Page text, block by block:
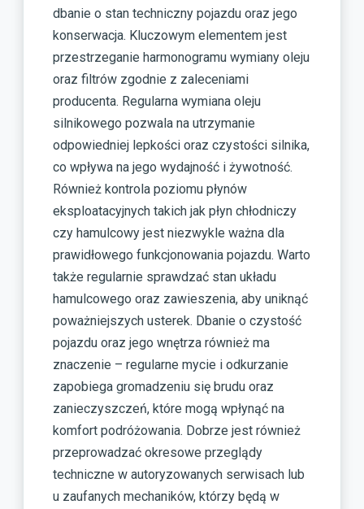
dbanie o stan techniczny pojazdu oraz jego
konserwacja. Kluczowym elementem jest
przestrzeganie harmonogramu wymiany oleju
oraz filtrów zgodnie z zaleceniami
producenta. Regularna wymiana oleju
silnikowego pozwala na utrzymanie
odpowiedniej lepkości oraz czystości silnika,
co wpływa na jego wydajność i żywotność.
Również kontrola poziomu płynów
eksploatacyjnych takich jak płyn chłodniczy
czy hamulcowy jest niezwykle ważna dla
prawidłowego funkcjonowania pojazdu. Warto
także regularnie sprawdzać stan układu
hamulcowego oraz zawieszenia, aby uniknąć
poważniejszych usterek. Dbanie o czystość
pojazdu oraz jego wnętrza również ma
znaczenie – regularne mycie i odkurzanie
zapobiega gromadzeniu się brudu oraz
zanieczyszczeń, które mogą wpłynąć na
komfort podróżowania. Dobrze jest również
przeprowadzać okresowe przeglądy
techniczne w autoryzowanych serwisach lub
u zaufanych mechaników, którzy będą w